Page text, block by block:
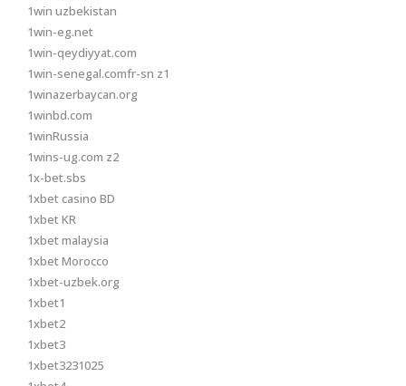
1win uzbekistan
1win-eg.net
1win-qeydiyyat.com
1win-senegal.comfr-sn z1
1winazerbaycan.org
1winbd.com
1winRussia
1wins-ug.com z2
1x-bet.sbs
1xbet casino BD
1xbet KR
1xbet malaysia
1xbet Morocco
1xbet-uzbek.org
1xbet1
1xbet2
1xbet3
1xbet3231025